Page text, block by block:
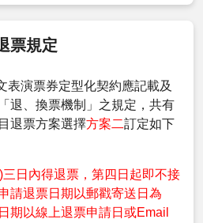
票規定
表演票券定型化契約應記載及
退、換票機制」之規定，共有
退票方案選擇方案二訂定如下
日內得退票，第四日起即不接
請退票日期以郵戳寄送日為
期以線上退票申請日或Email